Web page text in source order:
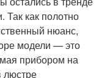
Так как полотно
нюанс,
модели — это
прибором на
люстре